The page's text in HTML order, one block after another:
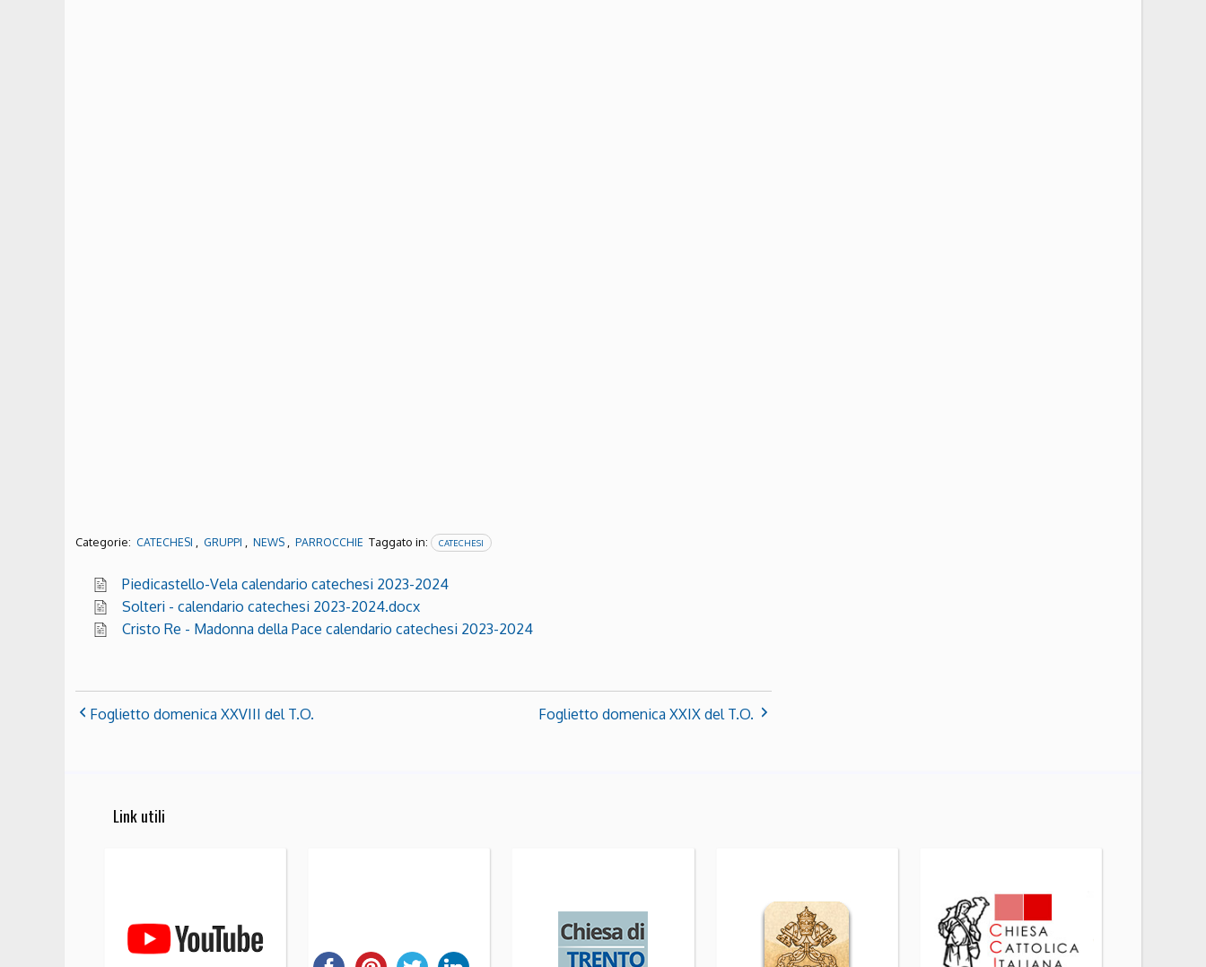
Categorie: CATECHESI GRUPPI NEWS PARROCCHIE Taggato in: CATECHESI
Piedicastello-Vela calendario catechesi 2023-2024
Solteri - calendario catechesi 2023-2024.docx
Cristo Re - Madonna della Pace calendario catechesi 2023-2024
Foglietto domenica XXVIII del T.O. Foglietto domenica XXIX del T.O.
Link utili